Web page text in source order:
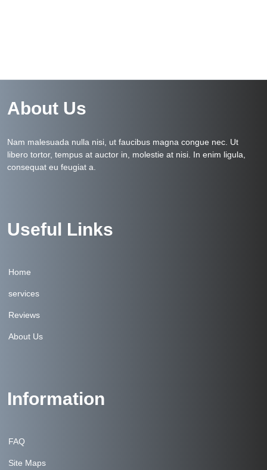
About Us
Nam malesuada nulla nisi, ut faucibus magna congue nec. Ut
libero tortor, tempus at auctor in, molestie at nisi. In enim ligula,
consequat eu feugiat a.
Useful Links
Home
services
Reviews
About Us
Information
FAQ
Site Maps